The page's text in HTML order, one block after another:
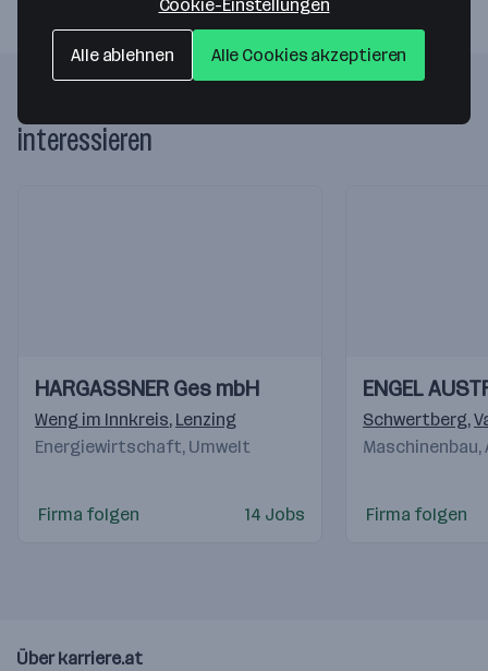
interessieren
Videos
Einblicke
Einblicke
HARGASSNER Ges mbH
Weng im Innkreis, Lenzing
Energiewirtschaft, Umwelt
Firma folgen 14 Jobs
Videos
Einblicke
Einblicke
ENGEL
Schwertberg,
Maschinenbau,
Firma folgen
Über karriere.at
Cookie-Einstellungen
Alle ablehnen Alle Cookies akzeptieren